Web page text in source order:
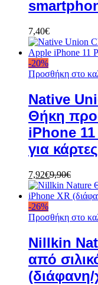
7,40€
-20%
Προσθήκη στο
Native
Θήκη
iPhone
για
7,92€9,90€
-26%
Προσθήκη στο
Nillkin
από